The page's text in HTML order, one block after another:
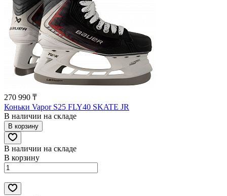
270 990 ₸
Коньки Vapor S25 FLY40 SKATE JR
В наличии на складе
В корзину
В наличии на складе
В корзину